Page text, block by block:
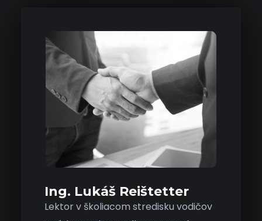
Ing. Lukáš Reištetter
Lektor v školiacom stredisku vodičov